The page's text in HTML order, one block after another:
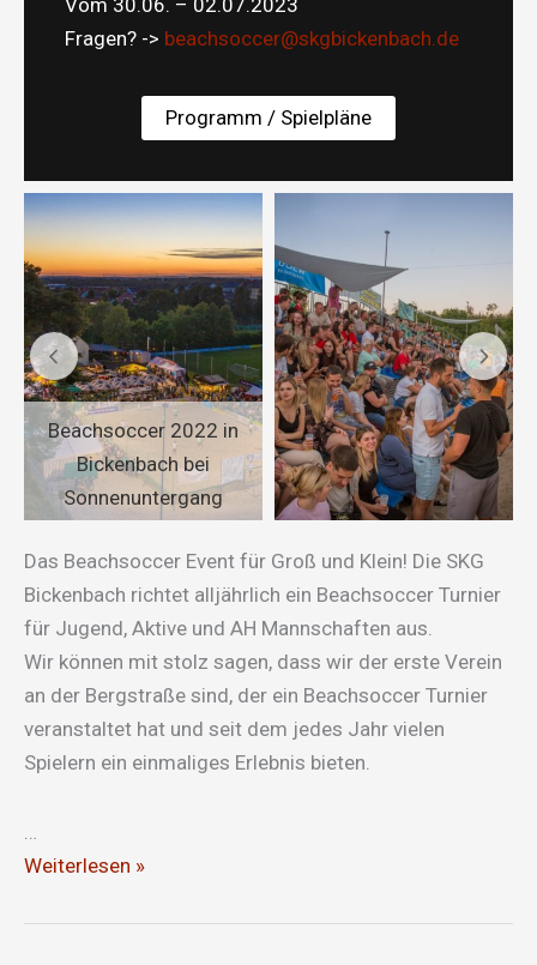
Fragen? -> beachsoccer@skgbickenbach.de
Programm / Spielpläne
Beachsoccer 2022 in
Bickenbach bei
Sonnenuntergang
Das Beachsoccer Event für Groß und Klein! Die SKG
Bickenbach richtet alljährlich ein Beachsoccer Turnier
für Jugend, Aktive und AH Mannschaften aus.
Wir können mit stolz sagen, dass wir der erste Verein
an der Bergstraße sind, der ein Beachsoccer Turnier
veranstaltet hat und seit dem jedes Jahr vielen
Spielern ein einmaliges Erlebnis bieten.
Beachsoccer
Weiterlesen »